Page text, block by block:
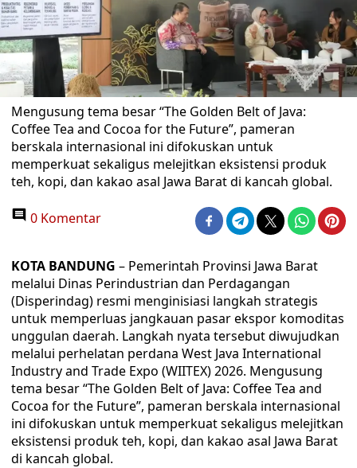
Mengusung tema besar “The Golden Belt of Java:
Coffee Tea and Cocoa for the Future”, pameran
berskala internasional ini difokuskan untuk
memperkuat sekaligus melejitkan eksistensi produk
teh, kopi, dan kakao asal Jawa Barat di kancah global.
0 Komentar
KOTA BANDUNG – Pemerintah Provinsi Jawa Barat
melalui Dinas Perindustrian dan Perdagangan
(Disperindag) resmi menginisiasi langkah strategis
untuk memperluas jangkauan pasar ekspor komoditas
unggulan daerah. Langkah nyata tersebut diwujudkan
melalui perhelatan perdana West Java International
Industry and Trade Expo (WIITEX) 2026. Mengusung
tema besar “The Golden Belt of Java: Coffee Tea and
Cocoa for the Future”, pameran berskala internasional
ini difokuskan untuk memperkuat sekaligus melejitkan
eksistensi produk teh, kopi, dan kakao asal Jawa Barat
di kancah global.